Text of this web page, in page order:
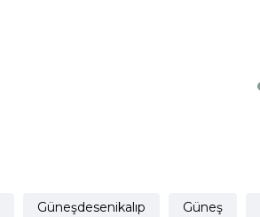
Güneşdesenikalıp Güneş